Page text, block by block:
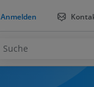
Anmelden